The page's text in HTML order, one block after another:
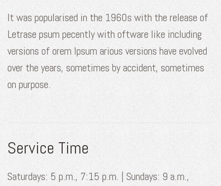
It was popularised in the 1960s with the release of
Letrase psum pecently with oftware like including
versions of orem Ipsum arious versions have evolved
over the years, sometimes by accident, sometimes
on purpose.
Service Time
Saturdays: 5 p.m., 7:15 p.m. | Sundays: 9 a.m.,